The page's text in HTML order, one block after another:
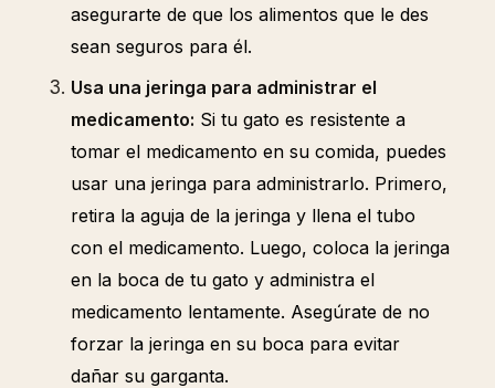
asegurarte de que los alimentos que le des
sean seguros para él.
Usa una jeringa para administrar el
medicamento: Si tu gato es resistente a
tomar el medicamento en su comida, puedes
usar una jeringa para administrarlo. Primero,
retira la aguja de la jeringa y llena el tubo
con el medicamento. Luego, coloca la jeringa
en la boca de tu gato y administra el
medicamento lentamente. Asegúrate de no
forzar la jeringa en su boca para evitar
dañar su garganta.